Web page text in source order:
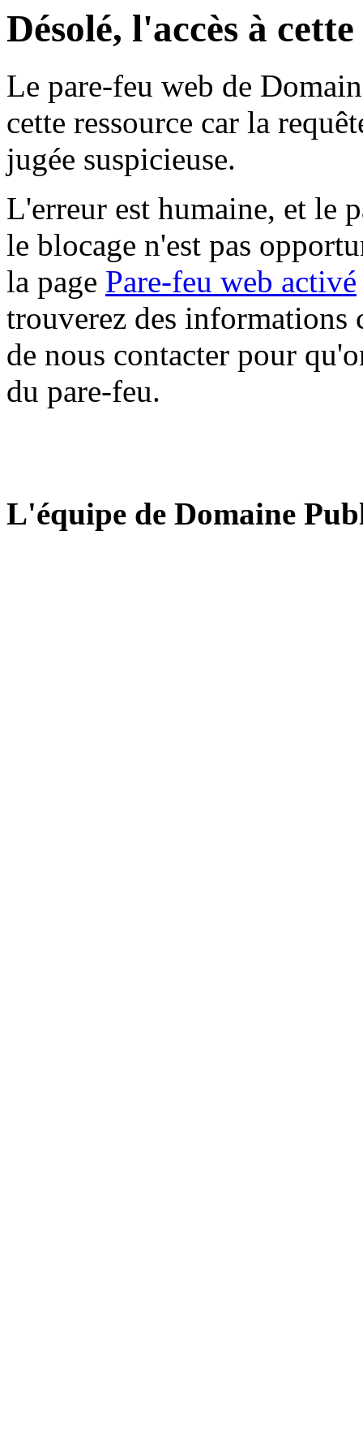
Désolé, l'accès à
Le pare-feu web de
cette ressource car la
jugée suspicieuse.
L'erreur est humaine, et le
le blocage n'est pas
la page Pare-feu web activé
trouverez des informations
de nous contacter pour
du pare-feu.
L'équipe de Domaine